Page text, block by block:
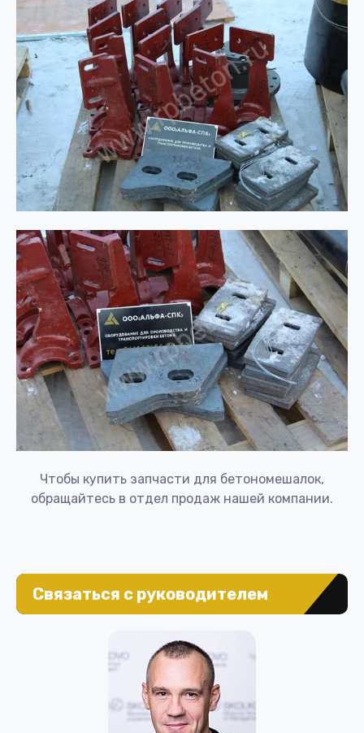
Чтобы купить запчасти для бетономешалок,
обращайтесь в отдел продаж нашей компании.
Связаться с руководителем